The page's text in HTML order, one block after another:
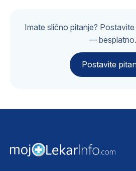
Imate slično pitanje? Postavite
— besplatno.
Postavite